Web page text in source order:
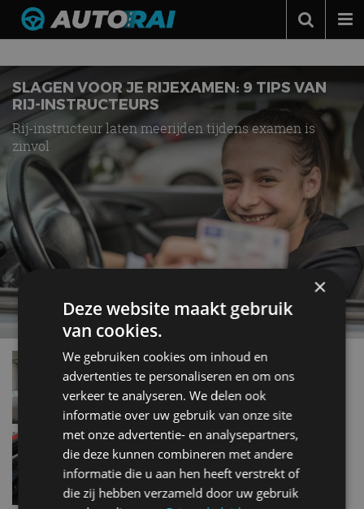
Podcast
Autotests
Automerken
Adverteren
Contact
MotorRAI.nl
Nieuws over
SLAGEN VOOR JE RIJEXAMEN: 9 TIPS VAN
RIJ-INSTRUCTEURS
Rij-instructeur laten meerijden tijdens examen is
zinvol
Top 40 opvallende rijschoolnamen in Nederland
dec 2016
17-jarigen zijn ‘betere’ autobestuurders
mrt 2015
×
Deze website maakt gebruik
van cookies.
We gebruiken cookies om inhoud en
advertenties te personaliseren en om ons
verkeer te analyseren. We delen ook
informatie over uw gebruik van onze site
met onze advertentie- en analysepartners,
die deze kunnen combineren met andere
informatie die u aan hen heeft verstrekt of
die zij hebben verzameld door uw gebruik